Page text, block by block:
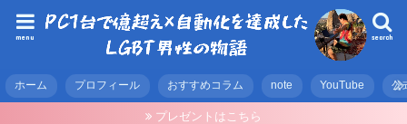
search
menu
ホーム プロフィール おすすめコラム note YouTube 公
プレゼントはこちら